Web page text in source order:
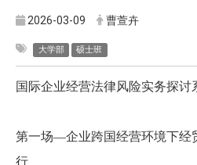
2026-03-09 曹萱卉
大学部 硕士班
国际企业经营法律风险实务探讨
第一场—企业跨国经营环境下经
行